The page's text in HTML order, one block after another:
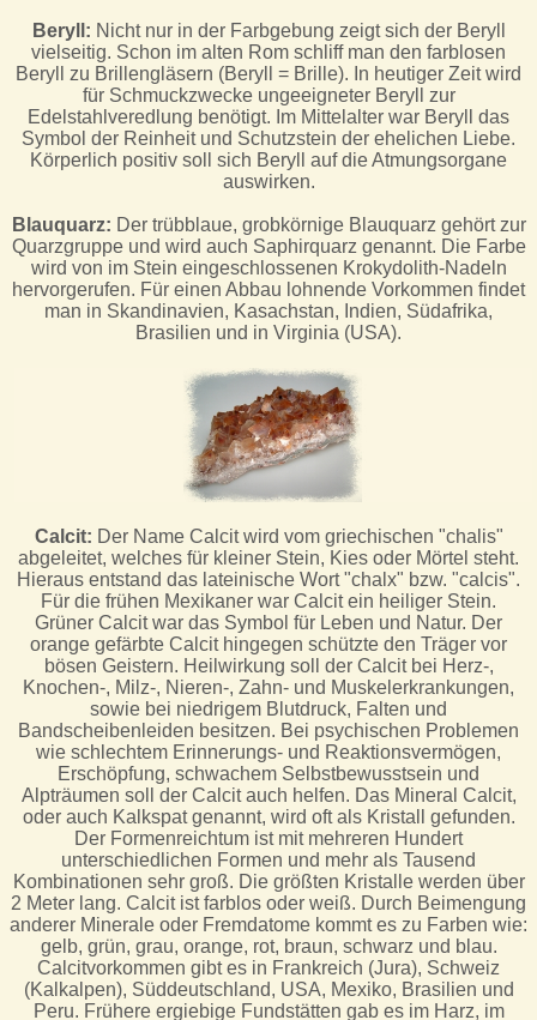
Beryll: Nicht nur in der Farbgebung zeigt sich der Beryll
vielseitig. Schon im alten Rom schliff man den farblosen
Beryll zu Brillengläsern (Beryll = Brille). In heutiger Zeit wird
für Schmuckzwecke ungeeigneter Beryll zur
Edelstahlveredlung benötigt. Im Mittelalter war Beryll das
Symbol der Reinheit und Schutzstein der ehelichen Liebe.
Körperlich positiv soll sich Beryll auf die Atmungsorgane
auswirken.
Blauquarz: Der trübblaue, grobkörnige Blauquarz gehört zur
Quarzgruppe und wird auch Saphirquarz genannt. Die Farbe
wird von im Stein eingeschlossenen Krokydolith-Nadeln
hervorgerufen. Für einen Abbau lohnende Vorkommen findet
man in Skandinavien, Kasachstan, Indien, Südafrika,
Brasilien und in Virginia (USA).
Calcit: Der Name Calcit wird vom griechischen "chalis"
abgeleitet, welches für kleiner Stein, Kies oder Mörtel steht.
Hieraus entstand das lateinische Wort "chalx" bzw. "calcis".
Für die frühen Mexikaner war Calcit ein heiliger Stein.
Grüner Calcit war das Symbol für Leben und Natur. Der
orange gefärbte Calcit hingegen schützte den Träger vor
bösen Geistern. Heilwirkung soll der Calcit bei Herz-,
Knochen-, Milz-, Nieren-, Zahn- und Muskelerkrankungen,
sowie bei niedrigem Blutdruck, Falten und
Bandscheibenleiden besitzen. Bei psychischen Problemen
wie schlechtem Erinnerungs- und Reaktionsvermögen,
Erschöpfung, schwachem Selbstbewusstsein und
Alpträumen soll der Calcit auch helfen. Das Mineral Calcit,
oder auch Kalkspat genannt, wird oft als Kristall gefunden.
Der Formenreichtum ist mit mehreren Hundert
unterschiedlichen Formen und mehr als Tausend
Kombinationen sehr groß. Die größten Kristalle werden über
2 Meter lang. Calcit ist farblos oder weiß. Durch Beimengung
anderer Minerale oder Fremdatome kommt es zu Farben wie:
gelb, grün, grau, orange, rot, braun, schwarz und blau.
Calcitvorkommen gibt es in Frankreich (Jura), Schweiz
(Kalkalpen), Süddeutschland, USA, Mexiko, Brasilien und
Peru. Frühere ergiebige Fundstätten gab es im Harz, im